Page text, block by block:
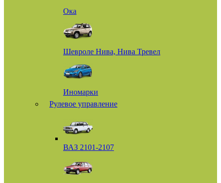
Ока
Шевроле Нива, Нива Тревел
Иномарки
Рулевое управление
ВАЗ 2101-2107